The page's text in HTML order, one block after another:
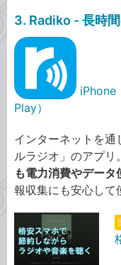
3. Radiko - 長時
iPhone
Play）
インターネットを通
ルラジオ」のアプ
も電力消費やデー
報収集にも安心して